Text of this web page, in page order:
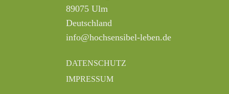
89075 Ulm
Deutschland
info@hochsensibel-leben.de
DATENSCHUTZ
IMPRESSUM